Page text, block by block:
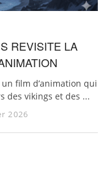
REVISITE LA
film d’animation qui
des vikings et des ...
2026